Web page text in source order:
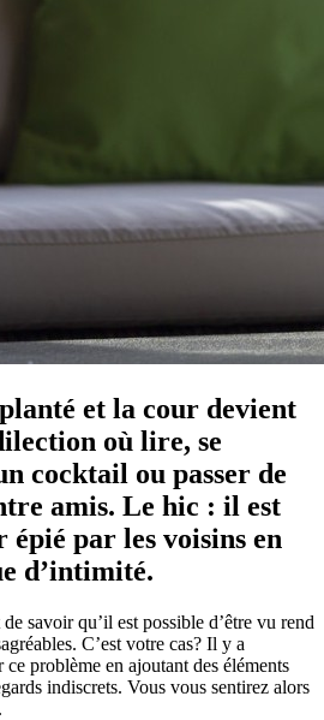
et la cour devient
où lire, se
cocktail ou passer de
amis. Le hic : il est
épié par les voisins en
d’intimité.
savoir qu’il est possible d’être vu rend
C’est votre cas? Il y a
problème en ajoutant des éléments
indiscrets. Vous vous sentirez alors